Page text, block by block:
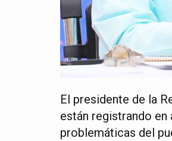
El presidente de la
están registrando
problemáticas del